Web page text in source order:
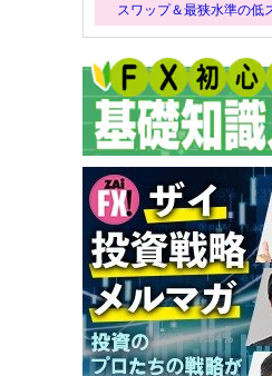
スワップ＆最狭水準の低